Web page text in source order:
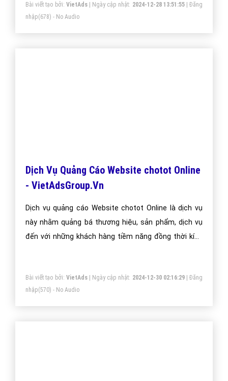
Bài viết tạo bởi: VietAds| Ngày cập nhật: 2024-12-28 13:51:55|Đăng
nhập(678) - No Audio
Dịch Vụ Quảng Cáo Website chotot Online
- VietAdsGroup.Vn
Dịch vụ quảng cáo Website chotot Online là dịch vụ
này nhằm quảng bá thương hiệu, sản phẩm, dịch vụ
đến với những khách hàng tiềm năng đồng thời kích
Bài viết tạo bởi: VietAds| Ngày cập nhật: 2024-12-30 02:16:29|Đăng
nhập(570) - No Audio